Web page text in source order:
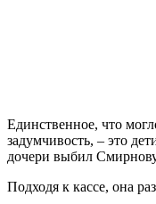
Единственное, что
задумчивость, – это
дочери выбил
Подходя к кассе, она